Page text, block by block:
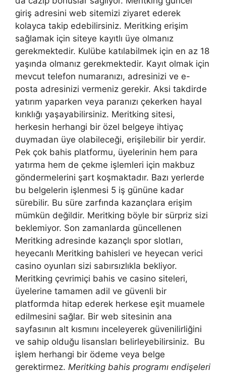
giriş adresini web sitemizi ziyaret ederek
kolayca takip edebilirsiniz. Meritking erişim
sağlamak için siteye kayıtlı üye olmanız
gerekmektedir. Kulübe katılabilmek için en az 18
yaşında olmanız gerekmektedir. Kayıt olmak için
mevcut telefon numaranızı, adresinizi ve e-
posta adresinizi vermeniz gerekir. Aksi takdirde
yatırım yaparken veya paranızı çekerken hayal
kırıklığı yaşayabilirsiniz. Meritking sitesi,
herkesin herhangi bir özel belgeye ihtiyaç
duymadan üye olabileceği, erişilebilir bir yerdir.
Pek çok bahis platformu, üyelerinin hem para
yatırma hem de çekme işlemleri için makbuz
göndermelerini şart koşmaktadır. Bazı yerlerde
bu belgelerin işlenmesi 5 iş gününe kadar
sürebilir. Bu süre zarfında kazançlara erişim
mümkün değildir. Meritking böyle bir sürpriz sizi
beklemiyor. Son zamanlarda güncellenen
Meritking adresinde kazançlı spor slotları,
heyecanlı Meritking bahisleri ve heyecan verici
casino oyunları sizi sabırsızlıkla bekliyor.
Meritking çevrimiçi bahis ve casino siteleri,
üyelerine tamamen adil ve güvenli bir
platformda hitap ederek herkese eşit muamele
edilmesini sağlar. Bir web sitesinin ana
sayfasının alt kısmını inceleyerek güvenilirliğini
ve sahip olduğu lisansları belirleyebilirsiniz. Bu
işlem herhangi bir ödeme veya belge
gerektirmez. Meritking bahis programı endişeleri